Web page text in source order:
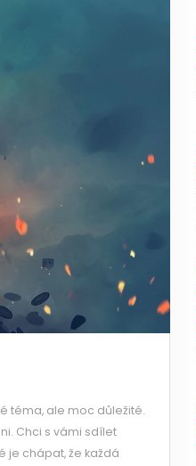
téma, ale moc důležité.
Chci s vámi sdílet
je chápat, že každá